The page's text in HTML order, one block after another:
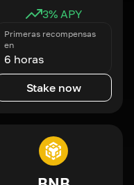
3% APY
Primeras recompensas
en
6 horas
Stake now